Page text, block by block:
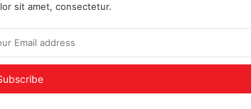
sit amet, consectetur.